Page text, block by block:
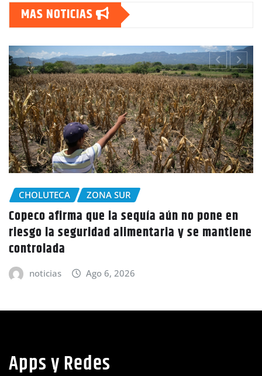
MAS NOTICIAS
en
mantiene
CHOLUTECA
Policía Nacional desaloja a
tierras en El Tulito, Choluteca
Apps y Redes